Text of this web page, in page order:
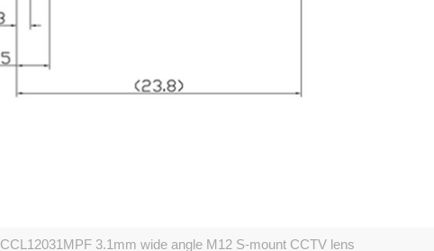
CCL12031MPF 3.1mm wide angle M12 S-mount CCTV lens